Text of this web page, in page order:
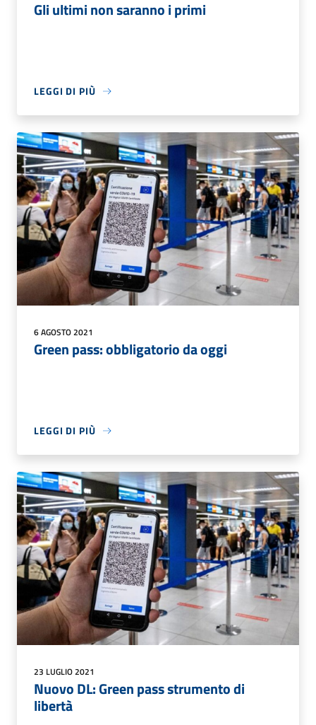
Gli ultimi non saranno i primi
LEGGI DI PIÙ
6 AGOSTO 2021
Green pass: obbligatorio da oggi
LEGGI DI PIÙ
23 LUGLIO 2021
Nuovo DL: Green pass strumento di
libertà